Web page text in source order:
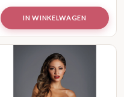
IN WINKELWAGEN